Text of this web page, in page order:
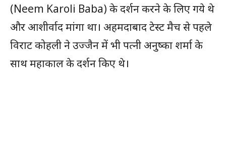
(Neem Karoli Baba) के दर्शन करने के लिए गये थे
और आशीर्वाद मांगा था। अहमदाबाद टेस्ट मैच से पहले
विराट कोहली ने उज्जैन में भी पत्नी अनुष्का शर्मा के
साथ महाकाल के दर्शन किए थे।